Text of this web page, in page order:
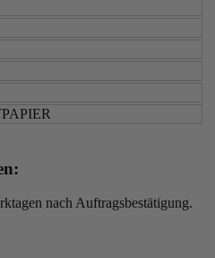
nach Auftragsbestätigung.